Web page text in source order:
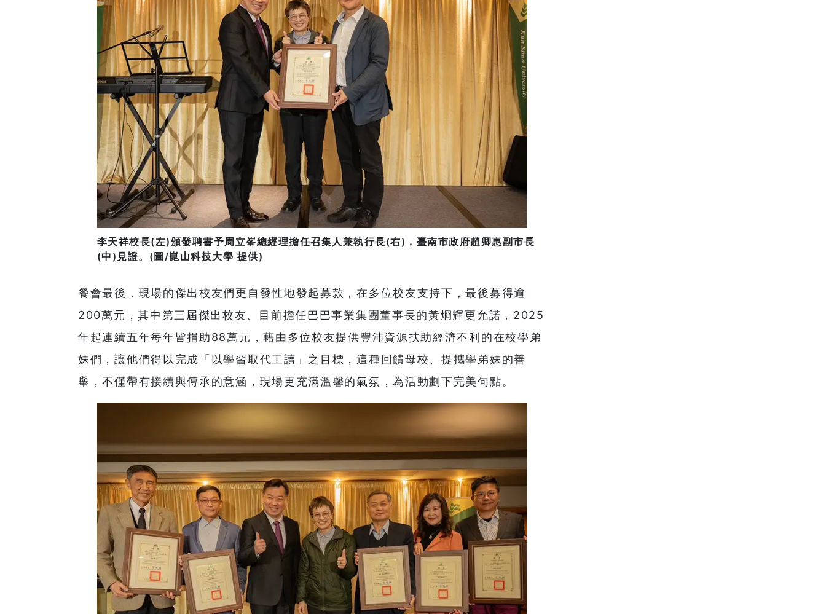
李天祥校長(左)頒發聘書予周立峯總經理擔任召集人兼執行長(右)，臺南市政府趙卿惠副市長
(中)見證。(圖/崑山科技大學 提供)
餐會最後，現場的傑出校友們更自發性地發起募款，在多位校友支持下，最後募得逾
200萬元，其中第三屆傑出校友、目前擔任巴巴事業集團董事長的黃烱輝更允諾，2025
年起連續五年每年皆捐助88萬元，藉由多位校友提供豐沛資源扶助經濟不利的在校學弟
妹們，讓他們得以完成「以學習取代工讀」之目標，這種回饋母校、提攜學弟妹的善
舉，不僅帶有接續與傳承的意涵，現場更充滿溫馨的氣氛，為活動劃下完美句點。